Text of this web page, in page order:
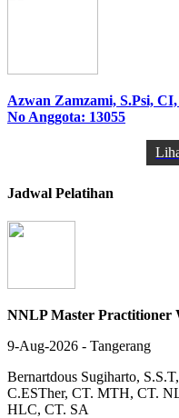
Azwan Zamzami, S.Psi,
No Anggota: 13055
Jadwal Pelatihan
NNLP Master Practitioner
9-Aug-2026 - Tangerang
Bernartdous Sugiharto,
C.ESTher, CT. MTH, CT.
HLC, CT. SA